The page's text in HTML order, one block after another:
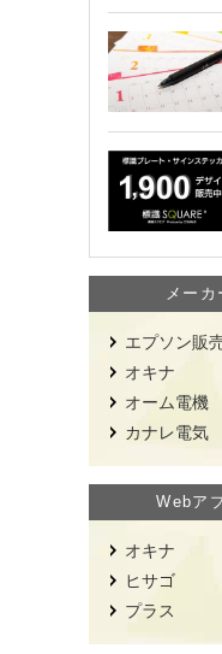
メーカ
エプソン販
オキナ
オーム電機
カナレ電気
Webア
オキナ
ヒサゴ
プラス